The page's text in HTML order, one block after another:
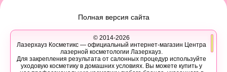
Полная версия сайта
© 2014-2026
Лазерхауз Косметикс — официальный интернет-магазин Центра
лазерной косметологии Лазерхауз.
Для закрепления результата от салонных процедур используйте
уходовую косметику в домашних условиях. Вы можете купить у